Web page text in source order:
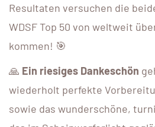
Resultaten versuchen die
WDSF Top 50 von weltweit
kommen! 🎯
🙏 Ein riesiges Dankeschön
wiederholt perfekte
sowie das wunderschöne,